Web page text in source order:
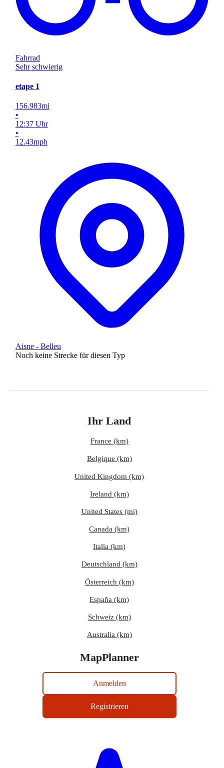
Fahrrad
Sehr schwierig
etape 1
156.983mi
•
12:37Uhr
•
12.43mph
Aisne - Belleu
Noch keine Strecke für diesen Typ
Ihr Land
France (km)
Belgique (km)
United Kingdom (km)
Ireland (km)
United States (mi)
Canada (km)
Italia (km)
Deutschland (km)
Österreich (km)
España (km)
Schweiz (km)
Australia (km)
MapPlanner
Anmelden
Registrieren